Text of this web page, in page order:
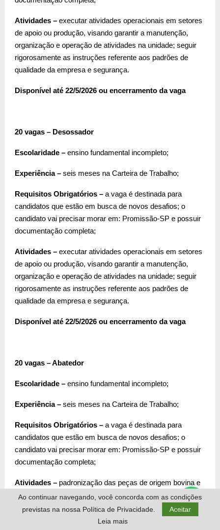
Atividades – executar atividades operacionais em setores
de apoio ou produção, visando garantir a manutenção,
organização e operação de atividades na unidade; seguir
rigorosamente as instruções referente aos padrões de
qualidade da empresa e segurança.
Disponível até 22/5/2026 ou encerramento da vaga
20 vagas – Desossador
Escolaridade – ensino fundamental incompleto;
Experiência – seis meses na Carteira de Trabalho;
Requisitos Obrigatórios – a vaga é destinada para
candidatos que estão em busca de novos desafios; o
candidato vai precisar morar em: Promissão-SP e possuir
documentação completa;
Atividades – executar atividades operacionais em setores
de apoio ou produção, visando garantir a manutenção,
organização e operação de atividades na unidade; seguir
rigorosamente as instruções referente aos padrões de
qualidade da empresa e segurança.
Disponível até 22/5/2026 ou encerramento da vaga
20 vagas – Abatedor
Escolaridade – ensino fundamental incompleto;
Experiência – seis meses na Carteira de Trabalho;
Requisitos Obrigatórios – a vaga é destinada para
candidatos que estão em busca de novos desafios; o
candidato vai precisar morar em: Promissão-SP e possuir
documentação completa;
Atividades – padronização das peças de origem bovina e
modelagem de cortes nobres, visando garantir o
atendimento a ficha técnica; propiciar o aumento de
rendimento do setor de abate, por meio da realização de
Ao continuar navegando, você concorda com as condições
previstas na nossa Política de Privacidade.
Aceitar
Leia mais